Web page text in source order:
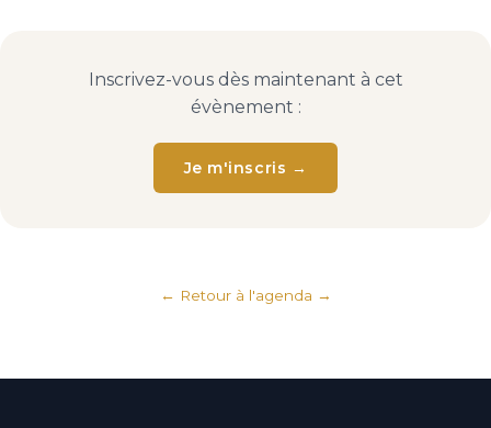
Inscrivez-vous dès maintenant à cet
évènement :
Je m'inscris →
← Retour à l'agenda